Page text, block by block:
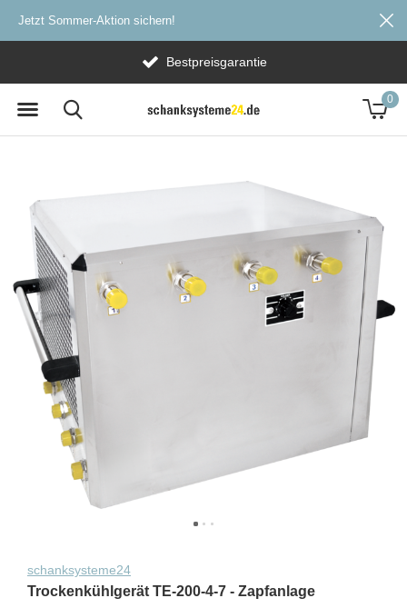
0
Bestpreisgarantie
Jetzt Sommer-Aktion sichern!
schanksysteme24
Trockenkühlgerät TE-200-4-7 - Zapfanlage